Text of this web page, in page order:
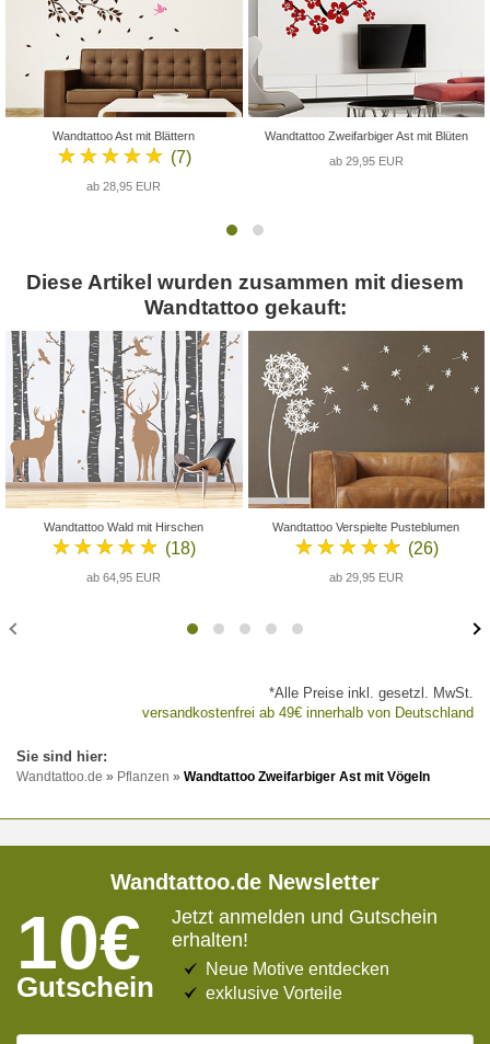
Wandtattoo Ast mit Blättern
★★★★★ (7)
ab 28,95 EUR
Wandtattoo Zweifarbiger Ast mit Blüten
ab 29,95 EUR
Diese Artikel wurden zusammen mit diesem
Wandtattoo gekauft:
Wandtattoo Wald mit Hirschen
★★★★★ (18)
ab 64,95 EUR
Wandtattoo Verspielte Pusteblumen
★★★★★ (26)
ab 29,95 EUR
*Alle Preise inkl. gesetzl. MwSt.
versandkostenfrei ab 49€ innerhalb von Deutschland
Wandtattoo.de » Pflanzen » Wandtattoo Zweifarbiger Ast mit Vögeln
Wandtattoo.de Newsletter
10€
Gutschein
Jetzt anmelden und Gutschein
erhalten!
Neue Motive entdecken
exklusive Vorteile